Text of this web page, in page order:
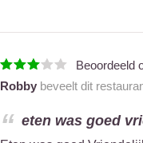
Beoordeeld
Robbybeveelt dit
eten was goed